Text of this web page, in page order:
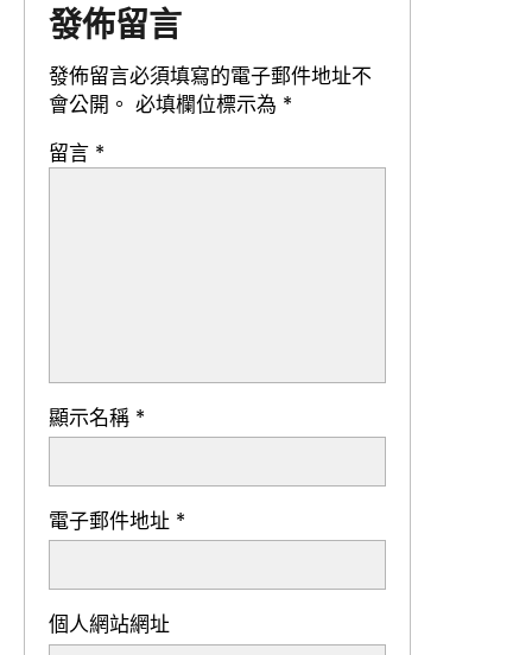
發佈留言
發佈留言必須填寫的電子郵件地址不
會公開。 必填欄位標示為 *
留言 *
顯示名稱 *
電子郵件地址 *
個人網站網址